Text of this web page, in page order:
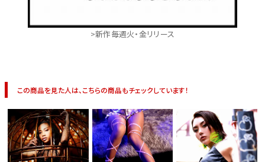
>新作毎週火・金リリース
この商品を見た人は、こちらの商品もチェックしています！